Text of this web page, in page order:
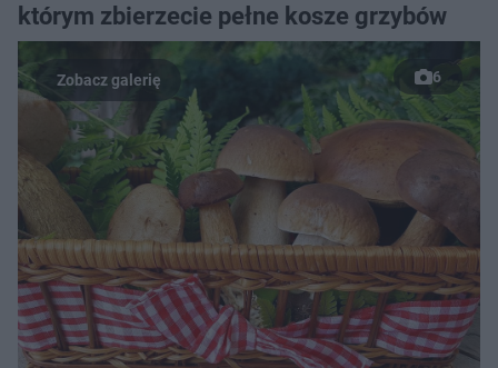
którym zbierzecie pełne kosze grzybów
6